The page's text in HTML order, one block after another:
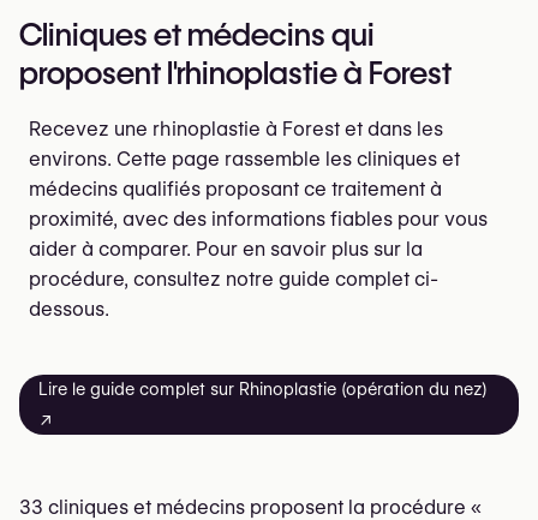
Cliniques et médecins qui
proposent l'rhinoplastie à Forest
Recevez une rhinoplastie à Forest et dans les
environs. Cette page rassemble les cliniques et
médecins qualifiés proposant ce traitement à
proximité, avec des informations fiables pour vous
aider à comparer. Pour en savoir plus sur la
procédure, consultez notre guide complet ci-
dessous.
Lire le guide complet sur Rhinoplastie (opération du nez)
↗
33 cliniques et médecins proposent la procédure «